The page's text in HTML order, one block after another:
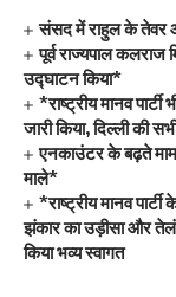
संसद में राहुल के तेवर
पूर्व राज्यपाल कलराज
उद्घाटन किया*
*राष्ट्रीय मानव
जारी किया, दिल्ली की
एनकाउंटर के बढ़ते
माले*
*राष्ट्रीय मानव
झंकार का उड़ीसा और
किया भव्य स्वागत